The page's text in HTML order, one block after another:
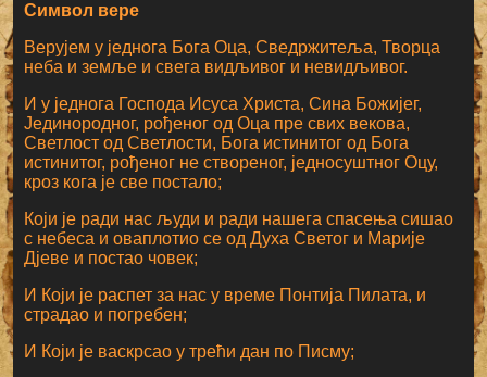
Символ вере
Верујем у једнога Бога Оца, Сведржитеља, Творца
неба и земље и свега видљивог и невидљивог.
И у једнога Господа Исуса Христа, Сина Божијег,
Јединородног, рођеног од Оца пре свих векова,
Светлост од Светлости, Бога истинитог од Бога
истинитог, рођеног не створеног, једносуштног Оцу,
кроз кога је све постало;
Који је ради нас људи и ради нашега спасења сишао
с небеса и оваплотио се од Духа Светог и Марије
Дјеве и постао човек;
И Који је распет за нас у време Понтија Пилата, и
страдао и погребен;
И Који је васкрсао у трећи дан по Писму;